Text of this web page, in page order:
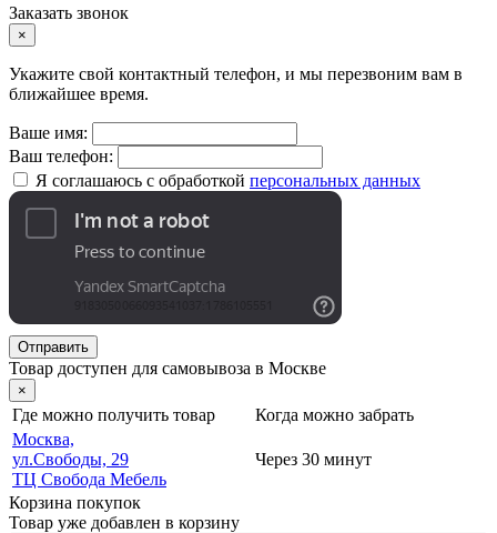
Заказать звонок
×
Укажите свой контактный телефон, и мы перезвоним вам в
ближайшее время.
Ваше имя:
Ваш телефон:
Я соглашаюсь с обработкой персональных данных
Отправить
Товар доступен для самовывоза в Москве
×
Где можно получить товар
Когда можно забрать
Москва,
ул.Свободы, 29
ТЦ Свобода Мебель
Через 30 минут
Корзина покупок
Товар уже добавлен в корзину